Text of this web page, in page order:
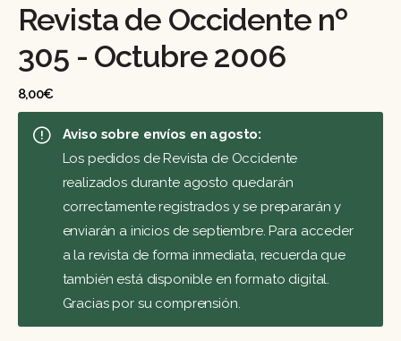
Revista de Occidente nº
305 - Octubre 2006
8,00€
Aviso sobre envíos en agosto:
Los pedidos de Revista de Occidente
realizados durante agosto quedarán
correctamente registrados y se prepararán y
enviarán a inicios de septiembre. Para acceder
a la revista de forma inmediata, recuerda que
también está disponible en formato digital.
Gracias por su comprensión.